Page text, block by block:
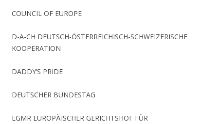
COUNCIL OF EUROPE
D-A-CH DEUTSCH-ÖSTERREICHISCH-SCHWEIZERISCHE
KOOPERATION
DADDY’S PRIDE
DEUTSCHER BUNDESTAG
EGMR EUROPÄISCHER GERICHTSHOF FÜR